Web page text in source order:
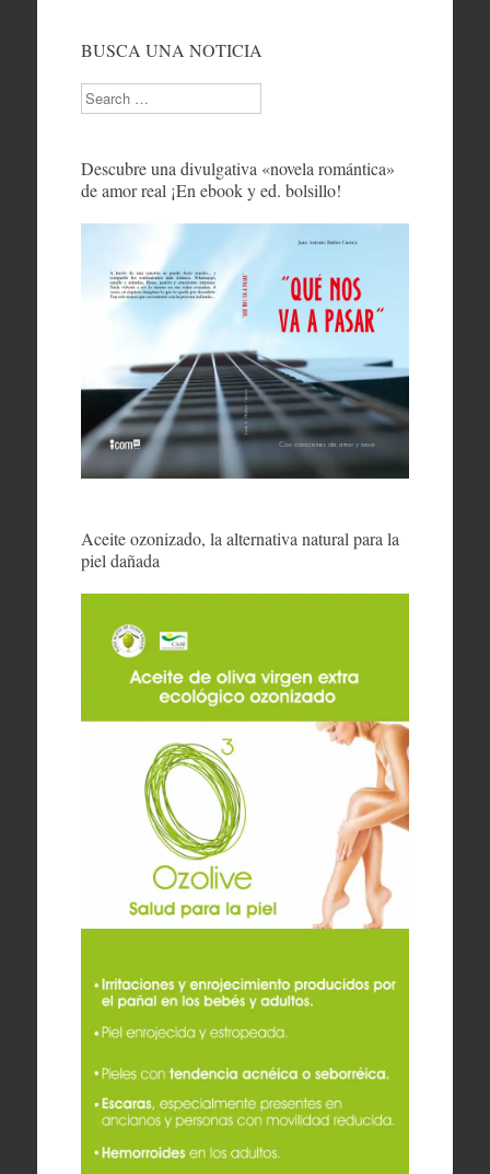
BUSCA UNA NOTICIA
Search
Descubre una divulgativa «novela romántica»
de amor real ¡En ebook y ed. bolsillo!
Aceite ozonizado, la alternativa natural para la
piel dañada